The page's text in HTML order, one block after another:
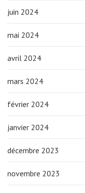
juin 2024
mai 2024
avril 2024
mars 2024
février 2024
janvier 2024
décembre 2023
novembre 2023